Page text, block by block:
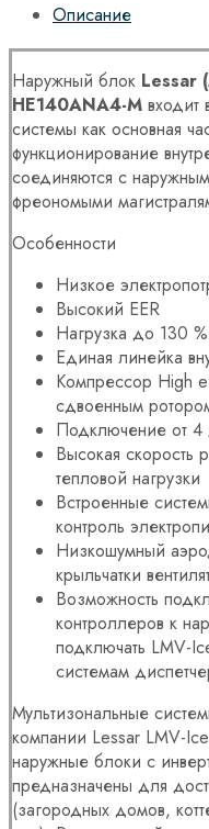
Описание
Наружный блок Lessar
HE140ANA4-M входит
системы как основная
функционирование
соединяются с
фреономыми
Особенности
Низкое
Высокий EER
Нагрузка до 130 %
Единая линейка
Компрессор High
сдвоенным
Подключение от 4
Высокая скорость
тепловой нагрузки
Встроенные
контроль
Низкошумный
крыльчатки
Возможность
контроллеров к
подключать LMV-
системам
Мультизональные
компании Lessar LMV-
наружные блоки с
предназначены для
(загородных домов,